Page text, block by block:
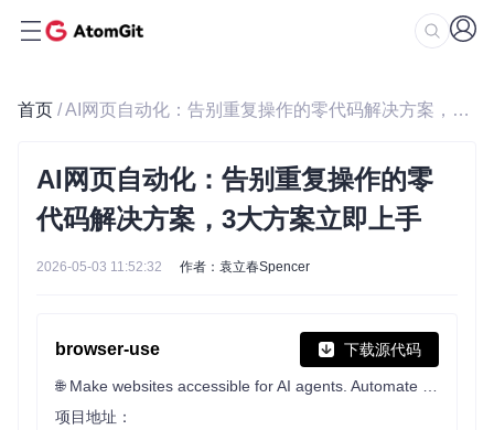
首页 / AI网页自动化：告别重复操作的零代码解决方案，3大方案立即上手
AI网页自动化：告别重复操作的零
代码解决方案，3大方案立即上手
2026-05-03 11:52:32 作者：袁立春Spencer
browser-use 下载源代码
项目地址：